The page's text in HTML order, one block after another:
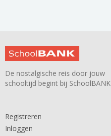
De nostalgische reis door jouw
schooltijd begint bij SchoolBANK
Registreren
Inloggen